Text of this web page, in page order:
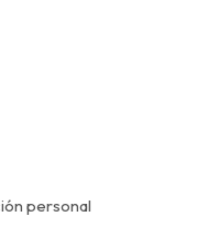
personal